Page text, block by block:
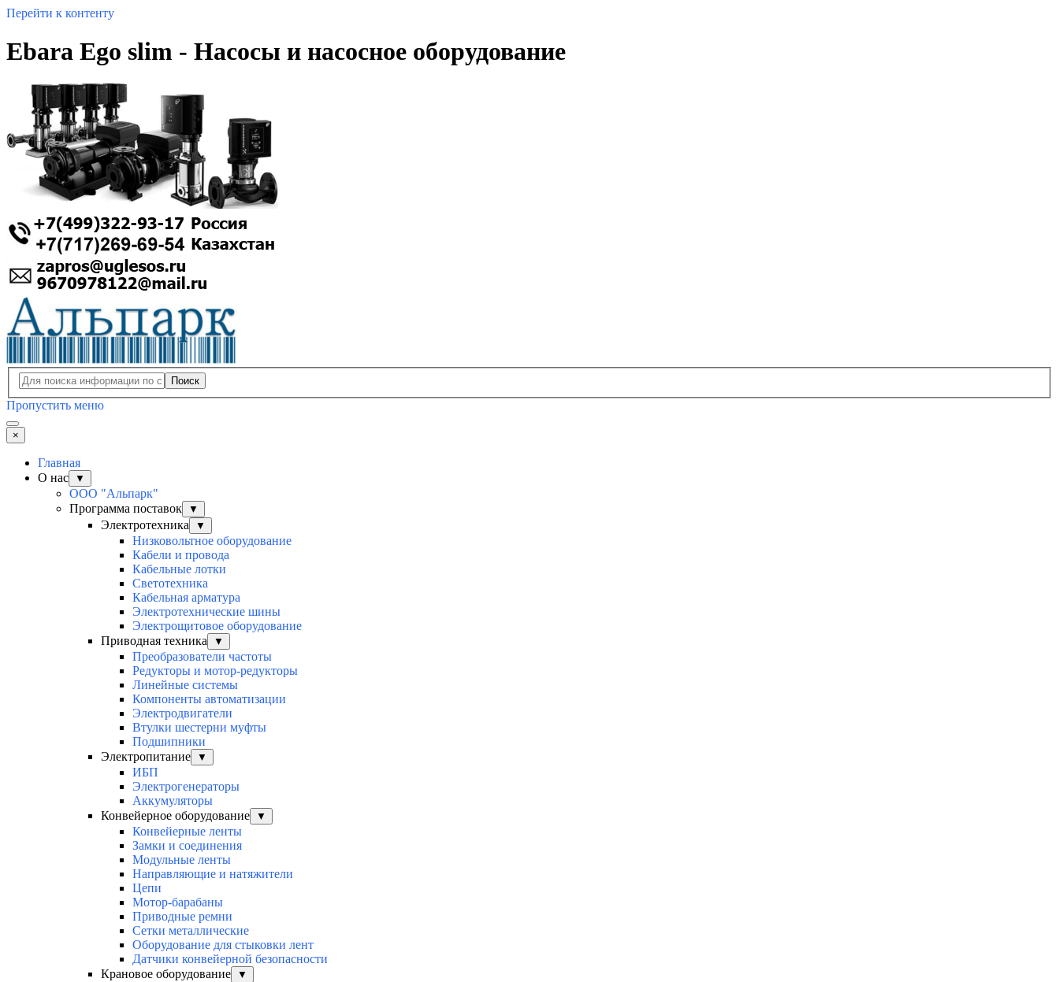
Перейти к контенту
Ebara Ego slim - Насосы и насосное оборудование
Поиск
Пропустить меню
×
Главная
О нас
▼
ООО "Альпарк"
Программа поставок
▼
Электротехника ▼
Низковольтное оборудование
Кабели и провода
Кабельные лотки
Светотехника
Кабельная арматура
Электротехнические шины
Электрощитовое оборудование
Приводная техника
▼
Преобразователи частоты
Редукторы и мотор-редукторы
Линейные системы
Компоненты автоматизации
Электродвигатели
Втулки шестерни муфты
Подшипники
Электропитание
▼
ИБП
Электрогенераторы
Аккумуляторы
Конвейерное оборудование
▼
Конвейерные ленты
Замки и соединения
Модульные ленты
Направляющие и натяжители
Цепи
Мотор-барабаны
Приводные ремни
Сетки металлические
Оборудование для стыковки лент
Датчики конвейерной безопасности
Крановое оборудование
▼